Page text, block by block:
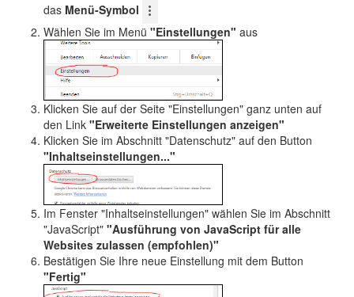
das Menü-Symbol
Wählen Sie im Menü "Einstellungen" aus
Klicken Sie auf der Seite "Einstellungen" ganz unten auf
den Link "Erweiterte Einstellungen anzeigen"
Klicken Sie im Abschnitt "Datenschutz" auf den Button
"Inhaltseinstellungen..."
Im Fenster "Inhaltseinstellungen" wählen Sie im Abschnitt
"JavaScript" "Ausführung von JavaScript für alle
Websites zulassen (empfohlen)"
Bestätigen Sie Ihre neue Einstellung mit dem Button
"Fertig"